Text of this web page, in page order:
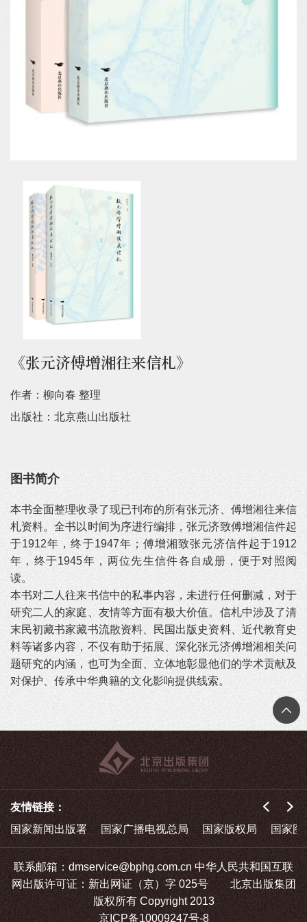
《张元济傅增湘往来信札》
作者：柳向春 整理
出版社：北京燕山出版社
图书简介
本书全面整理收录了现已刊布的所有张元济、傅增湘往来信
札资料。全书以时间为序进行编排，张元济致傅增湘信件起
于1912年，终于1947年；傅增湘致张元济信件起于1912
年，终于1945年，两位先生信件各自成册，便于对照阅
读。
本书对二人往来书信中的私事内容，未进行任何删减，对于
研究二人的家庭、友情等方面有极大价值。信札中涉及了清
末民初藏书家藏书流散资料、民国出版史资料、近代教育史
料等诸多内容，不仅有助于拓展、深化张元济傅增湘相关问
题研究的内涵，也可为全面、立体地彰显他们的学术贡献及
对保护、传承中华典籍的文化影响提供线索。
友情链接：
国家新闻出版署
国家广播电视总局 国家版权局 国家图
联系邮箱：dmservice@bphg.com.cn 中华人民共和国互联
网出版许可证：新出网证（京）字 025号 北京出版集团
版权所有 Copyright 2013
京ICP备10009247号-8